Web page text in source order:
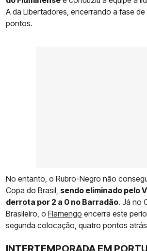
A da Libertadores, encerrando a fase de
pontos.
No entanto, o Rubro-Negro não
Copa do Brasil, sendo eliminado pelo
derrota por 2 a 0 no Barradão. Já no
Brasileiro, o Flamengo encerra este
segunda colocação, quatro pontos